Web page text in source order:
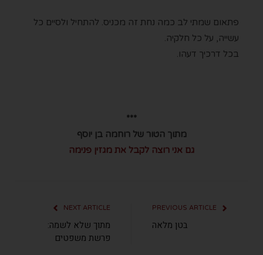
פתאום שמתי לב כמה נחת זה מכניס. להתחיל ולסיים כל
עשייה, על כל חלקיה.
בכל דרכיך דעהו.
***
מתוך הטור של רוחמה בן יוסף
גם אני רוצה לקבל את מגזין פנימה
בטן מלאה
NEXT ARTICLE
מתוך שלא לשמה:
פרשת משפטים